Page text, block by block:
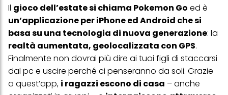
Il gioco dell’estate si chiama Pokemon Go ed è
un’applicazione per iPhone ed Android che si
basa su una tecnologia di nuova generazione: la
realtà aumentata, geolocalizzata con GPS.
Finalmente non dovrai più dire ai tuoi figli di staccarsi
dal pc e uscire perché ci penseranno da soli. Grazie
a quest’app, i ragazzi escono di casa – anche